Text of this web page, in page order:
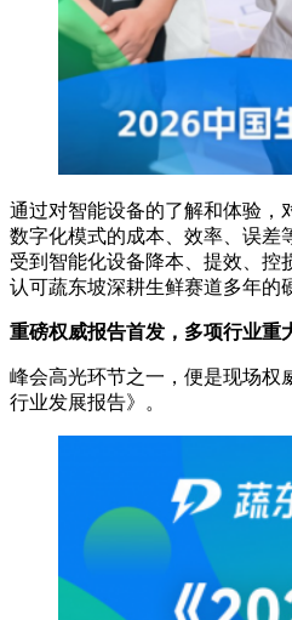
通过对智能设备的了解和体验，
数字化模式的成本、效率、误差
受到智能化设备降本、提效、控
认可蔬东坡深耕生鲜赛道多年的
重磅权威报告首发，多项行业重
峰会高光环节之一，便是现场权
行业发展报告》。